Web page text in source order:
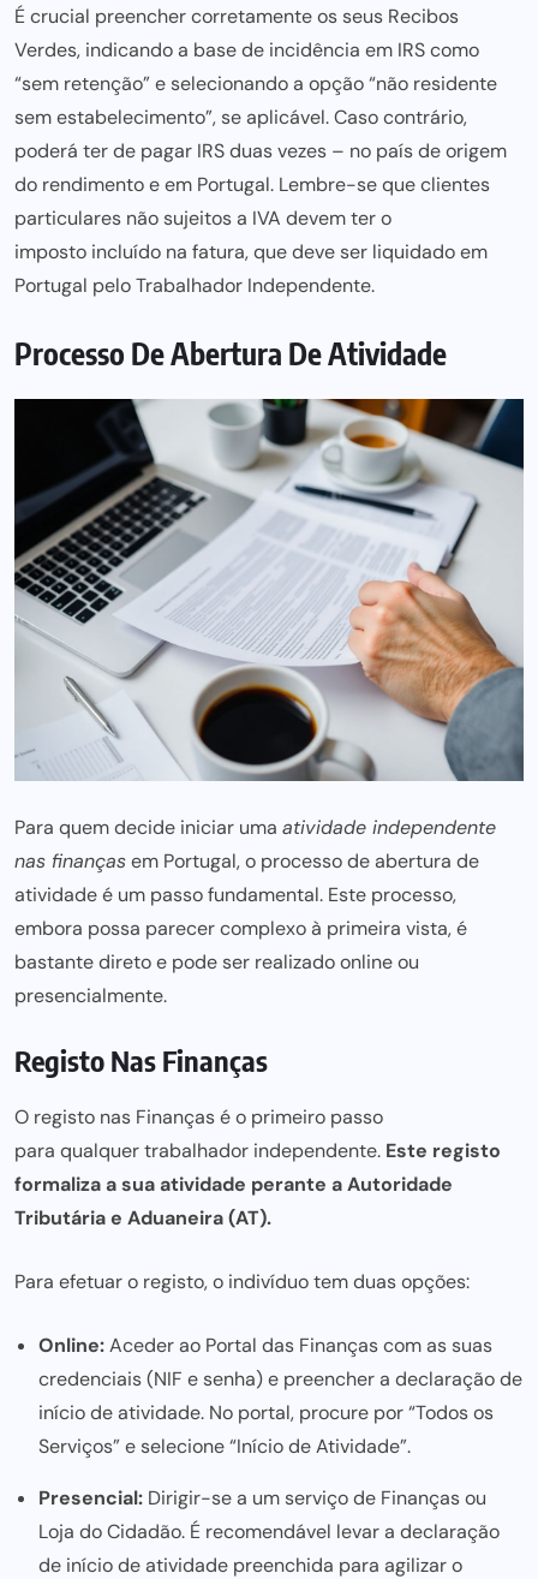
É crucial preencher corretamente os seus Recibos
Verdes, indicando a base de incidência em IRS como
“sem retenção” e selecionando a opção “não residente
sem estabelecimento”, se aplicável. Caso contrário,
poderá ter de pagar IRS duas vezes – no país de origem
do rendimento e em Portugal. Lembre-se que clientes
particulares não sujeitos a IVA devem ter o
imposto incluído na fatura, que deve ser liquidado em
Portugal pelo Trabalhador Independente.
Processo De Abertura De Atividade
Para quem decide iniciar uma atividade independente
nas finançasem Portugal, o processo de abertura de
atividade é um passo fundamental. Este processo,
embora possa parecer complexo à primeira vista, é
bastante direto e pode ser realizado online ou
presencialmente.
Registo Nas Finanças
O registo nas Finanças é o primeiro passo
para qualquer trabalhador independente. Este registo
formaliza a sua atividade perante a Autoridade
Tributária e Aduaneira (AT).
Para efetuar o registo, o indivíduo tem duas opções:
Online:Aceder ao Portal das Finanças com as suas
credenciais (NIF e senha) e preencher a declaração de
início de atividade. No portal, procure por “Todos os
Serviços” e selecione “Início de Atividade”.
Presencial: Dirigir-se a um serviço de Finanças ou
Loja do Cidadão. É recomendável levar a declaração
de início de atividade preenchida para agilizar o